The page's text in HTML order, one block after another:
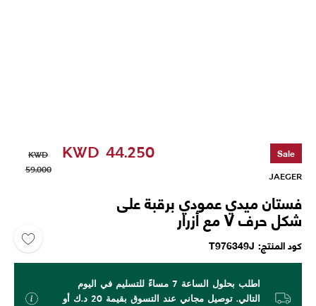
Sale
KWD 44.250
KWD
59.000
JAEGER
فستان ميدي عمودي برقبة على
شكل حرف V مع أزرار
كود المنتج T976349J
اطلب بحلول الساعة 7 مساءً للتسليم في اليوم
التالي. توصيل مجاني عند التسوق بقيمة 20 د.ك أو